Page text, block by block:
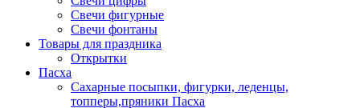
Свечи фигурные
Свечи фонтаны
Товары для праздника
Открытки
Пасха
Сахарные посыпки, фигурки, леденцы,
топперы,пряники Пасха